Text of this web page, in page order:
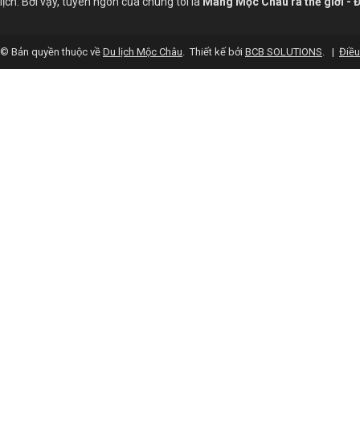
© Bản quyền thuộc về Du lịch Mộc Châu.Thiết kế bởi BCB SOLUTIONS. |